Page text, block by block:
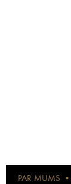
PAR MUMS •